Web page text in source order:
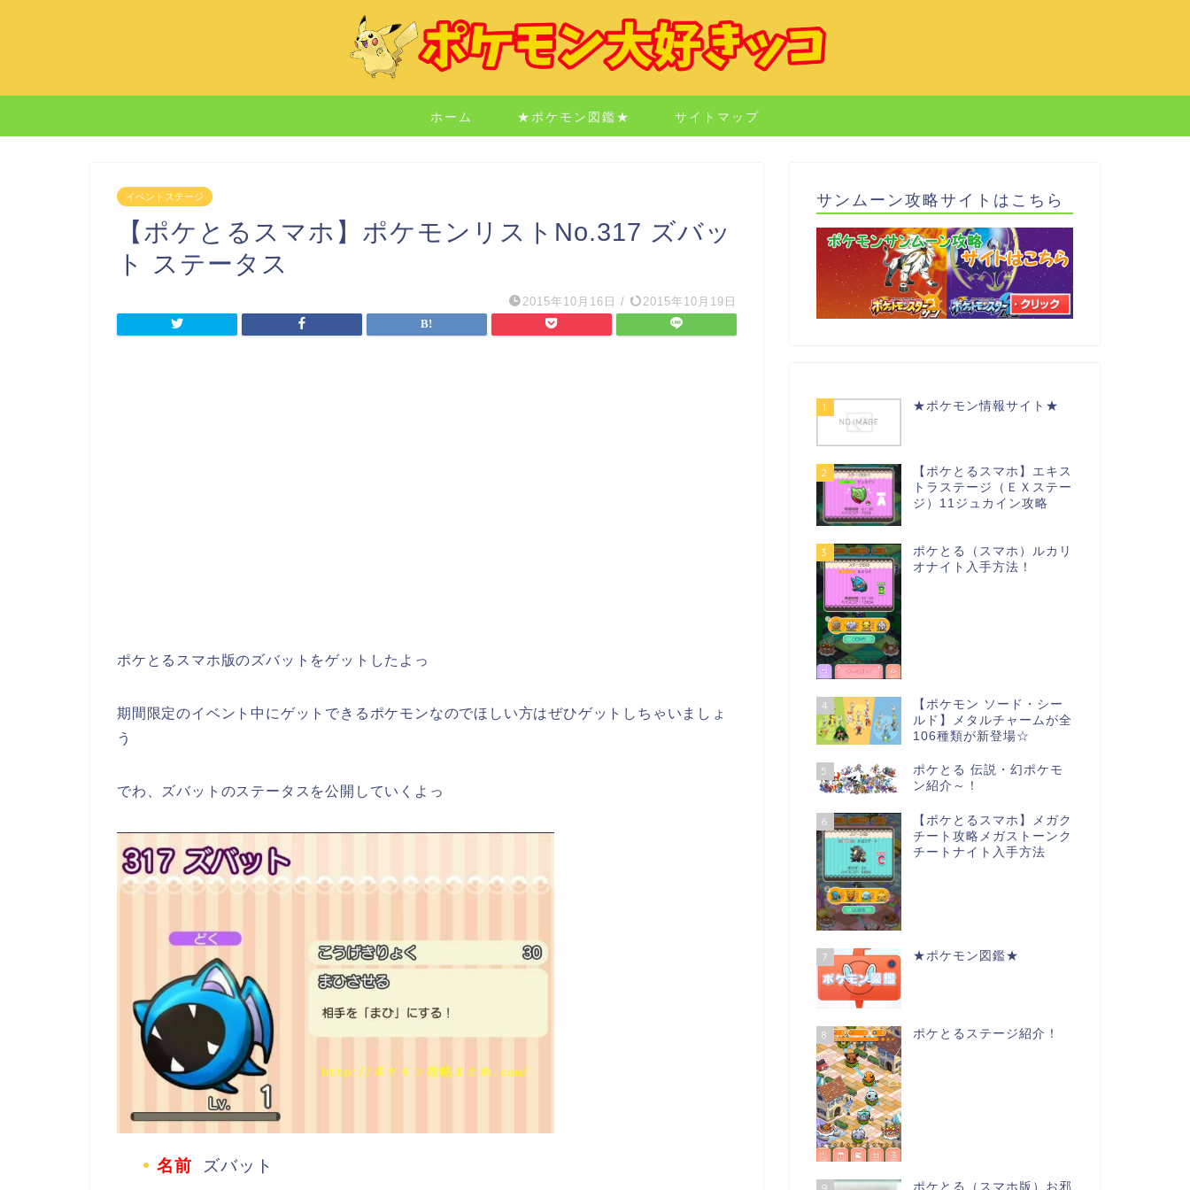
ホーム ★ポケモン図鑑★ サイトマップ
イベントステージ
【ポケとるスマホ】ポケモンリストNo.317 ズバッ
ト ステータス
2015年10月16日 / 2015年10月19日
ポケとるスマホ版のズバットをゲットしたよっ
期間限定のイベント中にゲットできるポケモンなのでほしい方はぜひゲットしちゃいましょ
う
でわ、ズバットのステータスを公開していくよっ
名前 ズバット
サンムーン攻略サイトはこちら
1 ★ポケモン情報サイト★
2
【ポケとるスマホ】エキス
トラステージ（ＥＸステー
ジ）11ジュカイン攻略
3
ポケとる（スマホ）ルカリ
オナイト入手方法！
4
【ポケモン ソード・シー
ルド】メタルチャームが全
106種類が新登場☆
5
ポケとる 伝説・幻ポケモ
ン紹介～！
6
【ポケとるスマホ】メガク
チート攻略メガストーンク
チートナイト入手方法
7 ★ポケモン図鑑★
8 ポケとるステージ紹介！
ポケとる（スマホ版）お邪